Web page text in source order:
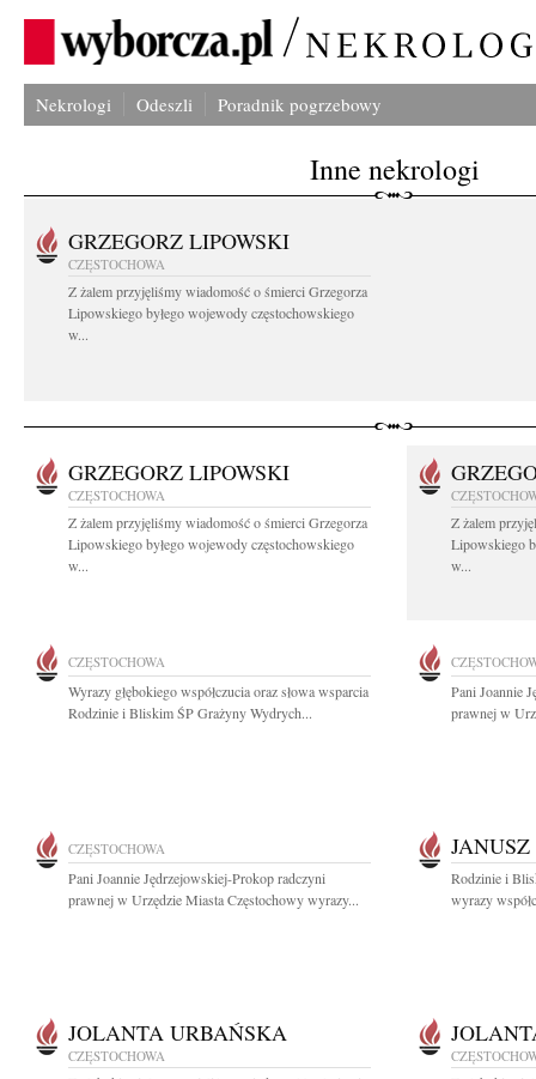
Nekrologi Odeszli Poradnik pogrzebowy
Inne nekrologi
GRZEGORZ LIPOWSKI
CZĘSTOCHOWA
Z żalem przyjęliśmy wiadomość o śmierci Grzegorza
Lipowskiego byłego wojewody częstochowskiego
w...
GRZEGORZ LIPOWSKI
CZĘSTOCHOWA
Z żalem przyjęliśmy wiadomość o śmierci Grzegorza
Lipowskiego byłego wojewody częstochowskiego
w...
Z żalem
Lipowskiego
w...
CZĘSTOCHOWA
Wyrazy głębokiego współczucia oraz słowa wsparcia
Rodzinie i Bliskim ŚP Grażyny Wydrych...
Pani Joannie
prawnej w
CZĘSTOCHOWA
Pani Joannie Jędrzejowskiej-Prokop radczyni
prawnej w Urzędzie Miasta Częstochowy wyrazy...
Rodzinie i
wyrazy
JOLANTA URBAŃSKA
CZĘSTOCHOWA